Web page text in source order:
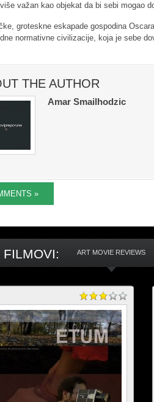
važan kao objekat da bi sebi mogao
groteskne eskapade gospodina
normativne civilizacije, koja je sebe
THE AUTHOR
Amar Smailhodzic
»
FILMOVI: ART MOVIE REVIEWS